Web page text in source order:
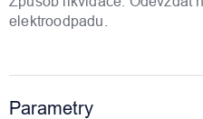
elektroodpadu.
Parametry